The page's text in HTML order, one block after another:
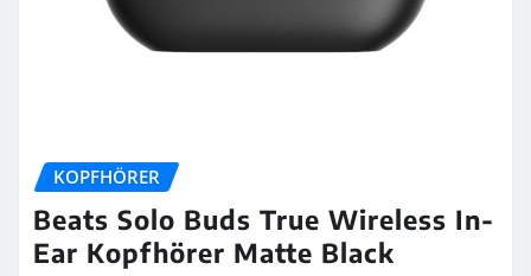
KOPFHÖRER
Beats Solo Buds True Wireless In-
Ear Kopfhörer Matte Black